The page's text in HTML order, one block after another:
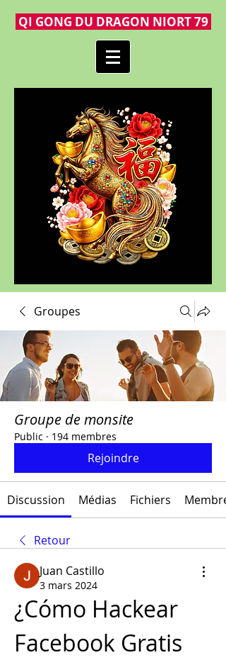
QI GONG DU DRAGON NIORT 79
Groupes
Groupe de monsite
Public · 194 membres
Rejoindre
Discussion Médias Fichiers
Retour
Juan Castillo
3 mars 2024
¿Cómo Hackear
Facebook Gratis